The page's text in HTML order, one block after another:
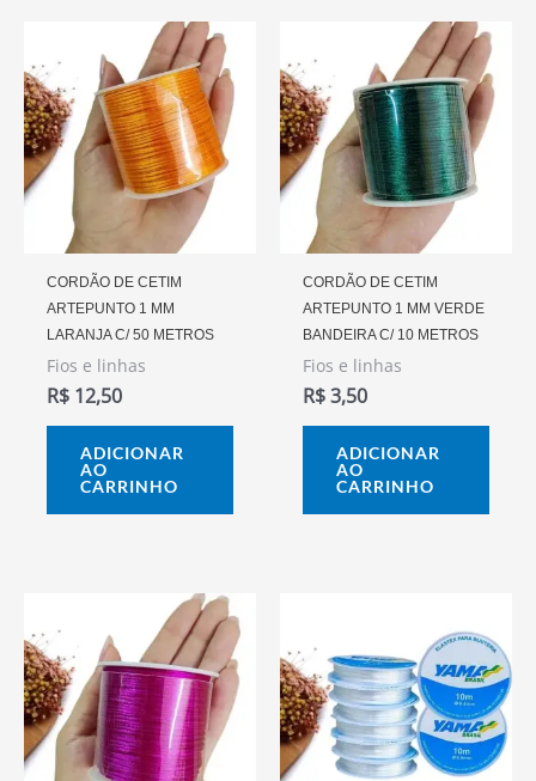
CORDÃO DE CETIM
ARTEPUNTO 1 MM
LARANJA C/ 50 METROS
Fios e linhas
R$ 12,50
ADICIONAR
AO
CARRINHO
CORDÃO DE CETIM
ARTEPUNTO 1 MM VERDE
BANDEIRA C/ 10 METROS
Fios e linhas
R$3,50
ADICIONAR
AO
CARRINHO